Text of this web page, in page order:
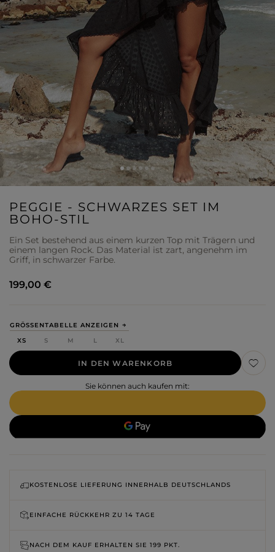
PEGGIE - SCHWARZES SET IM
BOHO-STIL
Ein Set bestehend aus einem kurzen Top mit Trägern und
einem langen Rock. Das Material ist zart, angenehm im
Griff, in schwarzer Farbe.
GRÖSSENTABELLE ANZEIGEN
XS
S M L XL
IN DEN WARENKORB
Sie können auch kaufen mit:
199,00 €
KOSTENLOSE LIEFERUNG INNERHALB DEUTSCHLANDS
EINFACHE RÜCKKEHR ZU 14 TAGE
NACH DEM KAUF ERHALTEN SIE 199 PKT.